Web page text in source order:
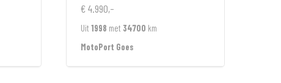
€ 4.990,-
Uit 1998 met 34700 km
MotoPort Goes